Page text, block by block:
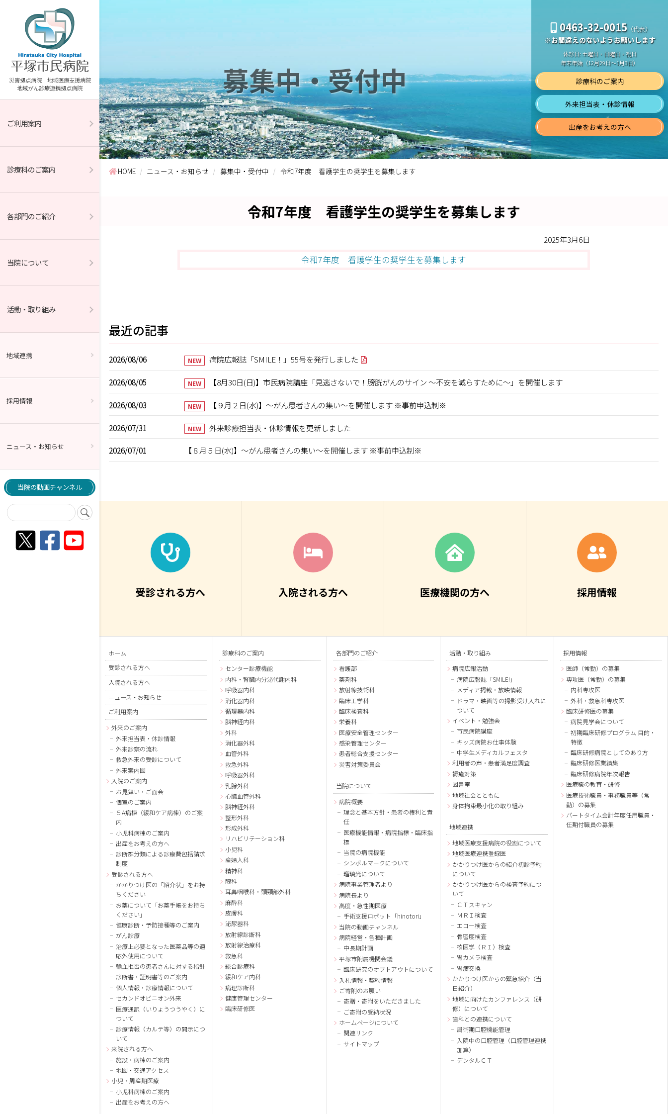
災害拠点病院 地域医療支援病院
地域がん診療連携拠点病院
ご利用案内
診療科のご案内
各部門のご紹介
当院について
活動・取り組み
地域連携
採用情報
ニュース・お知らせ
当院の動画チャンネル
募集中・受付中
0463-32-0015（代表）
※お間違えのないようお願いします
休診日: 土曜日・日曜日・祝日
年末年始（12月29日～1月3日）
診療科のご案内
外来担当表・休診情報
出産をお考えの方へ
HOME ニュース・お知らせ 募集中・受付中 令和7年度 看護学生の奨学生を募集します
令和7年度 看護学生の奨学生を募集します
2025年3月6日
令和7年度 看護学生の奨学生を募集します
最近の記事
2026/08/06 NEW 病院広報誌「SMILE！」55号を発行しました
2026/08/05 NEW 【8月30日(日)】市民病院講座「見逃さないで！膀胱がんのサイン ～不安を減らすために～」を開催します
2026/08/03 NEW 【９月２日(水)】～がん患者さんの集い～を開催します ※事前申込制※
2026/07/31 NEW 外来診療担当表・休診情報を更新しました
2026/07/01 【８月５日(水)】～がん患者さんの集い～を開催します ※事前申込制※
受診される方へ 入院される方へ 医療機関の方へ 採用情報
ホーム
受診される方へ
入院される方へ
ニュース・お知らせ
ご利用案内
外来のご案内
外来担当表・休診情報
外来診察の流れ
救急外来の受診について
外来案内図
入院のご案内
お見舞い・ご面会
個室のご案内
５A病棟（緩和ケア病棟）のご案
内
小児科病棟のご案内
出産をお考えの方へ
診断群分類による診療費包括請求
制度
受診される方へ
かかりつけ医の「紹介状」をお持
ちください
お薬について「お薬手帳をお持ち
ください」
健康診断・予防接種等のご案内
がん診療
治療上必要となった医薬品等の適
応外使用について
輸血拒否の患者さんに対する指針
診断書・証明書等のご案内
個人情報・診療情報について
セカンドオピニオン外来
医療通訳（いりょうつうやく）に
ついて
診療情報（カルテ等）の開示につ
いて
来院される方へ
施設・病棟のご案内
地図・交通アクセス
小児・周産期医療
小児科病棟のご案内
出産をお考えの方へ
診療科のご案内
センター診療機能
内科・腎臓内分泌代謝内科
呼吸器内科
消化器内科
循環器内科
脳神経内科
外科
消化器外科
血管外科
救急外科
呼吸器外科
乳腺外科
心臓血管外科
脳神経外科
整形外科
形成外科
リハビリテーション科
小児科
産婦人科
精神科
眼科
耳鼻咽喉科・頭頸部外科
麻酔科
皮膚科
泌尿器科
放射線診断科
放射線治療科
救急科
総合診療科
緩和ケア内科
病理診断科
健康管理センター
臨床研修医
各部門のご紹介
看護部
薬剤科
放射線技術科
臨床工学科
臨床検査科
栄養科
医療安全管理センター
感染管理センター
患者総合支援センター
災害対策委員会
当院について
病院概要
理念と基本方針・患者の権利と責
任
医療機能情報・病院指標・臨床指
標
当院の病院機能
シンボルマークについて
瑠璃光について
病院事業管理者より
病院長より
高度・急性期医療
手術支援ロボット「hinotori」
当院の動画チャンネル
病院経営・各種計画
中長期計画
平塚市附属機関会議
臨床研究のオプトアウトについて
入札情報・契約情報
ご寄附のお願い
寄贈・寄附をいただきました
ご寄附の受納状況
ホームページについて
関連リンク
サイトマップ
活動・取り組み
病院広報活動
病院広報誌「SMILE!」
メディア掲載・放映情報
ドラマ・映画等の撮影受け入れに
ついて
イベント・勉強会
市民病院講座
キッズ病院お仕事体験
中学生メディカルフェスタ
利用者の声・患者満足度調査
褥瘡対策
図書室
地域社会とともに
身体拘束最小化の取り組み
地域連携
地域医療支援病院の役割について
地域医療連携登録医
かかりつけ医からの紹介初診予約
について
かかりつけ医からの検査予約につ
いて
ＣＴスキャン
ＭＲＩ検査
エコー検査
骨密度検査
核医学（ＲＩ）検査
胃カメラ検査
胃瘻交換
かかりつけ医からの緊急紹介（当
日紹介）
地域に向けたカンファレンス（研
修）について
歯科との連携について
周術期口腔機能管理
入院中の口腔管理（口腔管理連携
加算）
デンタルＣＴ
採用情報
医師（常勤）の募集
専攻医（常勤）の募集
内科専攻医
外科・救急科専攻医
臨床研修医の募集
病院見学会について
初期臨床研修プログラム 目的・
特徴
臨床研修病院としてのあり方
臨床研修医業績集
臨床研修病院年次報告
医療職の教育・研修
医療技術職員・事務職員等（常
勤）の募集
パートタイム会計年度任用職員・
任期付職員の募集